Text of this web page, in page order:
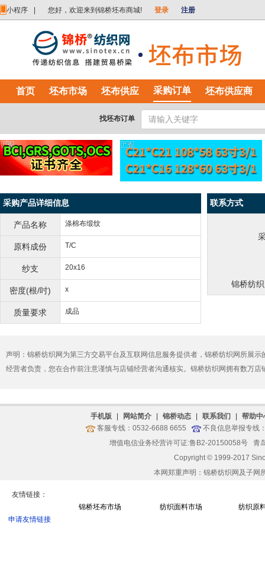
小程序 您好，欢迎来到锦桥坯布商城! 登录 注册
首页 坯布市场 坯布供应 采购订单 坯布供应商
找坯布订单
采购产品详细信息
产品名称 涤棉布缎纹
原料成份 T/C
纱支 20x16
密度(根/吋) x
质量要求 成品
联系方式
锦桥纺
声明：锦桥纺织网为第三方交易平台及互联网信息服务提供者，锦桥纺织网所展
经营者负责，您在合作前注意谨慎与店铺经营者沟通核实。锦桥纺织网拥有数万
手机版 网站简介 锦桥动态 联系我们
帮助中
客服专线：0532-6688 6655
不良信息举报专线
增值电信业务经营许可证:鲁B2-20150058号
青
Copyright © 1999-2017
本网郑重声明：锦桥纺织网及子网
友情链接：
申请友情链接
锦桥坯布市场 纺织面料市场 纺织原